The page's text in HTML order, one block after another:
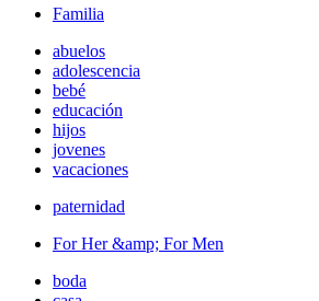
Familia
abuelos
adolescencia
bebé
educación
hijos
jovenes
vacaciones
paternidad
For Her &amp; For Men
boda